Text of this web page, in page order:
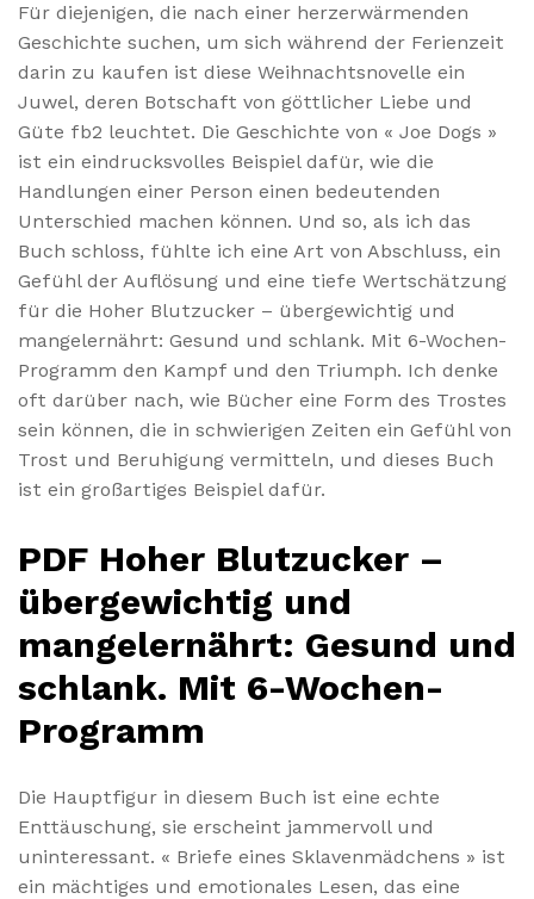
Für diejenigen, die nach einer herzerwärmenden
Geschichte suchen, um sich während der Ferienzeit
darin zu kaufen ist diese Weihnachtsnovelle ein
Juwel, deren Botschaft von göttlicher Liebe und
Güte fb2 leuchtet. Die Geschichte von « Joe Dogs »
ist ein eindrucksvolles Beispiel dafür, wie die
Handlungen einer Person einen bedeutenden
Unterschied machen können. Und so, als ich das
Buch schloss, fühlte ich eine Art von Abschluss, ein
Gefühl der Auflösung und eine tiefe Wertschätzung
für die Hoher Blutzucker – übergewichtig und
mangelernährt: Gesund und schlank. Mit 6-Wochen-
Programm den Kampf und den Triumph. Ich denke
oft darüber nach, wie Bücher eine Form des Trostes
sein können, die in schwierigen Zeiten ein Gefühl von
Trost und Beruhigung vermitteln, und dieses Buch
ist ein großartiges Beispiel dafür.
PDF Hoher Blutzucker –
übergewichtig und
mangelernährt: Gesund und
schlank. Mit 6-Wochen-
Programm
Die Hauptfigur in diesem Buch ist eine echte
Enttäuschung, sie erscheint jammervoll und
uninteressant. « Briefe eines Sklavenmädchens » ist
ein mächtiges und emotionales Lesen, das eine